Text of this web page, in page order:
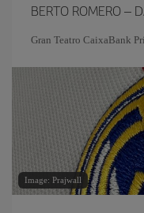
BERTO ROMERO –
Gran Teatro CaixaBank
Image: Prajwall